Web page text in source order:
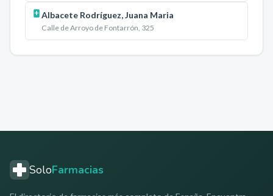
Albacete Rodríguez, Juana Maria
Calle de Arroyo de Fontarrón, 325
SoloFarmacias